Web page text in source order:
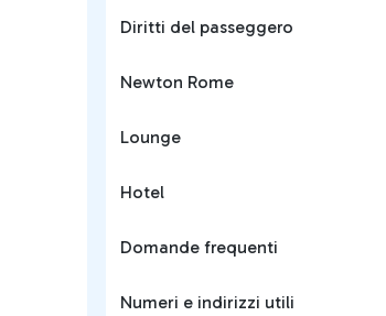
Diritti del passeggero
Newton Rome
Lounge
Hotel
Domande frequenti
Numeri e indirizzi utili